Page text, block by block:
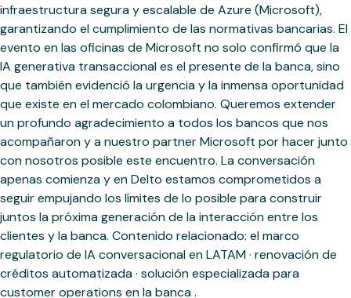
infraestructura segura y escalable de Azure (Microsoft),
garantizando el cumplimiento de las normativas bancarias. El
evento en las oficinas de Microsoft no solo confirmó que la
IA generativa transaccional es el presente de la banca, sino
que también evidenció la urgencia y la inmensa oportunidad
que existe en el mercado colombiano. Queremos extender
un profundo agradecimiento a todos los bancos que nos
acompañaron y a nuestro partner Microsoft por hacer junto
con nosotros posible este encuentro. La conversación
apenas comienza y en Delto estamos comprometidos a
seguir empujando los límites de lo posible para construir
juntos la próxima generación de la interacción entre los
clientes y la banca. Contenido relacionado: el marco
regulatorio de IA conversacional en LATAM · renovación de
créditos automatizada · solución especializada para
customer operations en la banca .